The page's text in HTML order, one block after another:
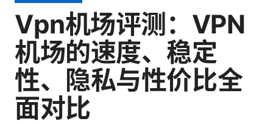
Vpn机场评测：VPN
机场的速度、稳定
性、隐私与性价比全
面对比